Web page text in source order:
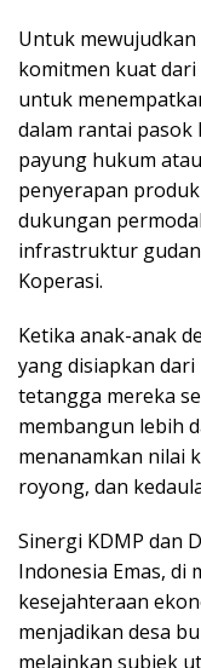
Untuk
komitmen kuat
untuk
dalam rantai pasok
payung hukum
penyerapan
dukungan
infrastruktur
Koperasi.
Ketika anak-anak
yang disiapkan
tetangga mereka
membangun lebih
menanamkan nilai
royong, dan
Sinergi KDMP dan
Indonesia Emas, di
kesejahteraan
menjadikan desa
melainkan subjek